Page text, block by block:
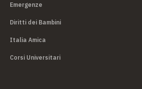
Emergenze
Diritti dei Bambini
Italia Amica
Corsi Universitari